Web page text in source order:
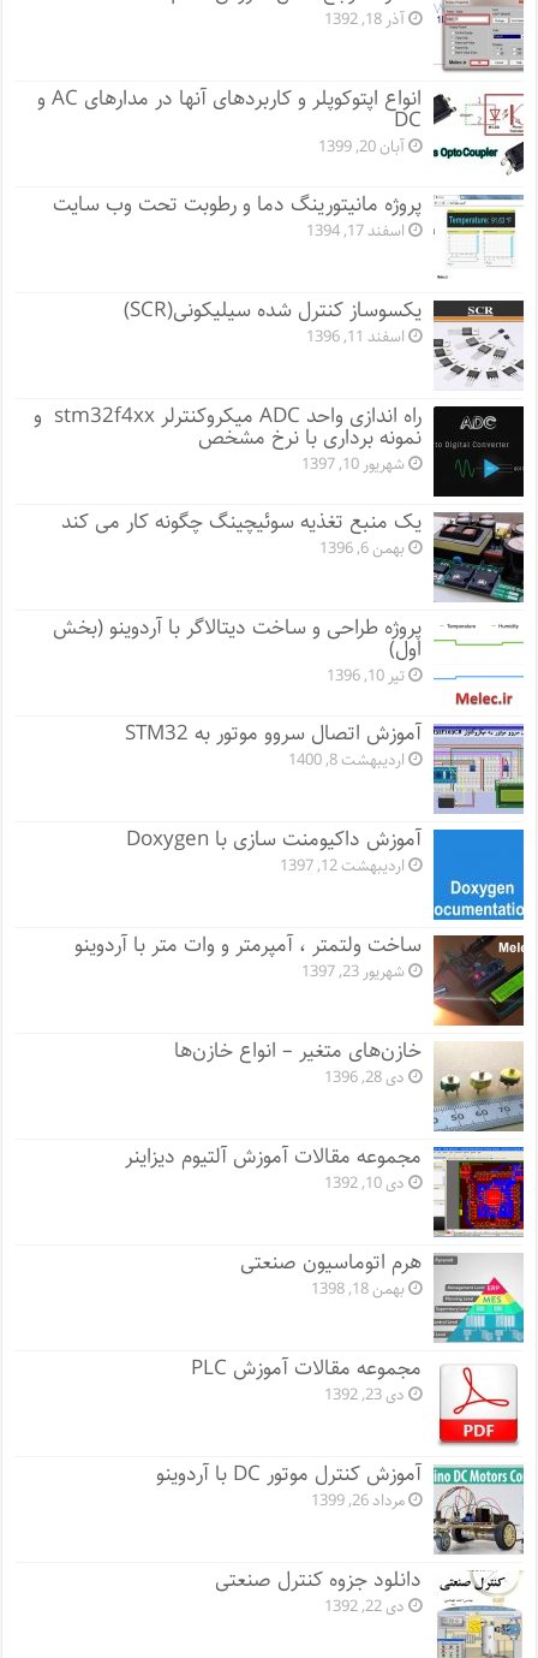
آذر 18, 1392
انواع اپتوکوپلر و کاربردهای آنها در مدارهای AC و
DC
آبان 20, 1399
پروژه مانيتورينگ دما و رطوبت تحت وب سایت
اسفند 17, 1394
یکسوساز کنترل شده سیلیکونی(SCR)
اسفند 11, 1396
راه اندازی واحد ADC میکروکنترلر stm32f4xx و
نمونه برداری با نرخ مشخص
شهریور 10, 1397
یک منبع تغذیه سوئیچینگ چگونه کار می کند
بهمن 6, 1396
پروژه طراحی و ساخت دیتالاگر با آردوینو (بخش
اول)
تیر 10, 1396
آموزش اتصال سروو موتور به STM32
اردیبهشت 8, 1400
آموزش داکیومنت سازی با Doxygen
اردیبهشت 12, 1397
ساخت ولتمتر ، آمپرمتر و وات متر با آردوینو
شهریور 23, 1397
خازن‌های متغیر – انواع خازن‌ها
دی 28, 1396
مجموعه مقالات آموزش آلتیوم دیزاینر
دی 10, 1392
هرم اتوماسیون صنعتی
بهمن 18, 1398
مجموعه مقالات آموزش PLC
دی 23, 1392
آموزش کنترل موتور DC با آردوینو
مرداد 26, 1399
دانلود جزوه کنترل صنعتی
دی 22, 1392